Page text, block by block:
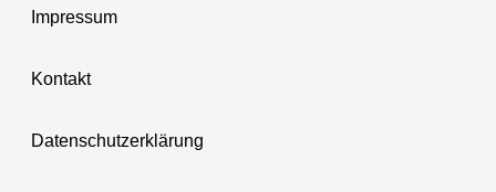
Impressum
Kontakt
Datenschutzerklärung